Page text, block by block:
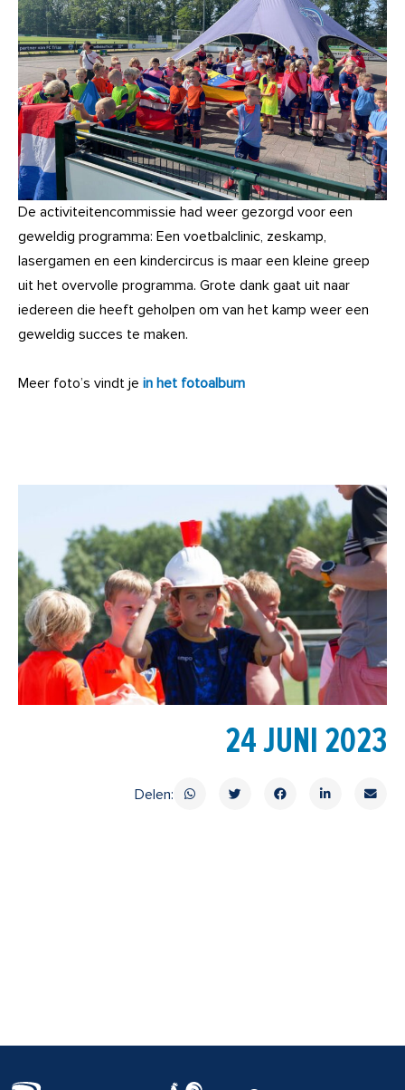
De activiteitencommissie had weer gezorgd voor een
geweldig programma: Een voetbalclinic, zeskamp,
lasergamen en een kindercircus is maar een kleine greep
uit het overvolle programma. Grote dank gaat uit naar
iedereen die heeft geholpen om van het kamp weer een
geweldig succes te maken.
Meer foto’s vindt je in het fotoalbum
24 JUNI 2023
Delen: